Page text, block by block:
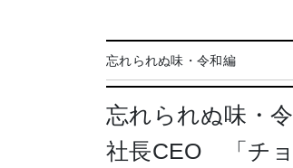
忘れられぬ味・令和編
忘れられぬ味・
社長CEO 「チョ